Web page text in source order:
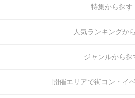
特集から探す
人気ランキングか
ジャンルから探
開催エリアで街コン・イ